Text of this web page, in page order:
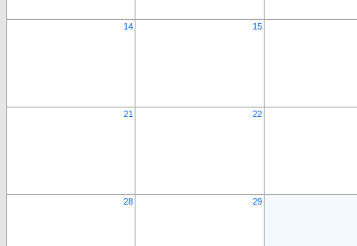
14 15
21 22
28 29